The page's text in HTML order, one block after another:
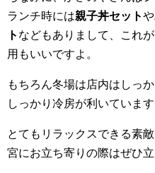
ランチ時には親子丼セットや
ト などもありまして、これ
用もいいですよ。
もちろん冬場は店内はしっ
しっかり冷房が利いています
とてもリラックスできる素
宮にお立ち寄りの際はぜひ